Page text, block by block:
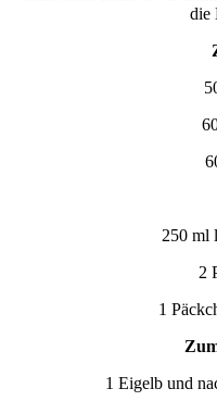
die
250 ml
2
1
1 Eigelb und